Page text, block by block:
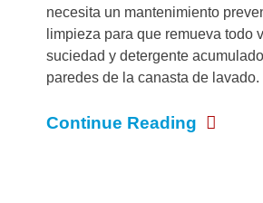
necesita un mantenimiento
limpieza para que remueva todo
suciedad y detergente
paredes de la canasta de
Continue Reading